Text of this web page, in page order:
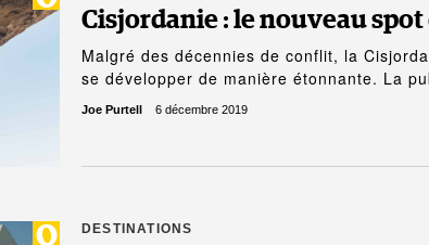
Cisjordanie : le nouveau spot
Malgré des décennies de conflit, la
se développer de manière étonnante. La
Joe Purtell 6 décembre 2019
DESTINATIONS